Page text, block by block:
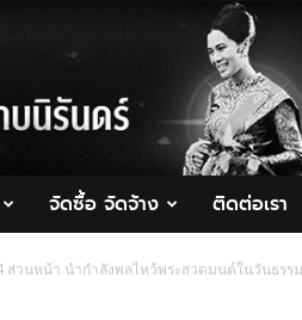
จัดซื้อ จัดจ้าง ติดต่อเรา
ส่วนหน้า นำกำลังพลไหว้พระสวดมนต์ในวันธรร